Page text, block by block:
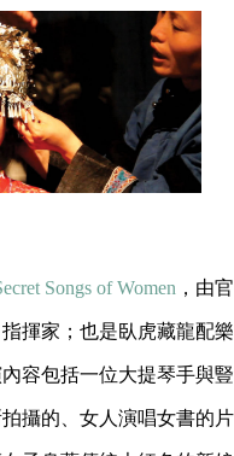
Songs of Women ，由官
揮家；也是臥虎藏龍配樂
容包括一位大提琴手與豎
攝的、女人演唱女書的片